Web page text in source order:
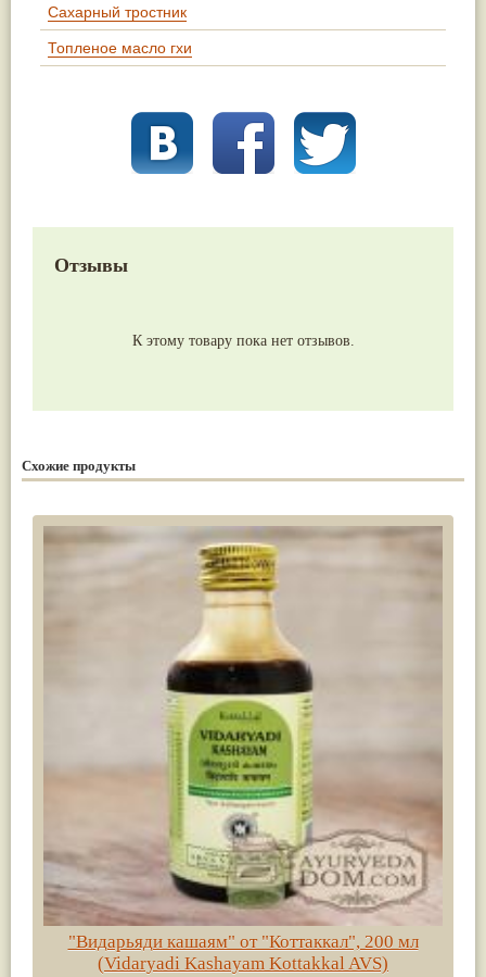
Сахарный тростник
Топленое масло гхи
Отзывы
К этому товару пока нет отзывов.
Схожие продукты
"Видарьяди кашаям" от "Коттаккал", 200 мл
(Vidaryadi Kashayam Kottakkal AVS)